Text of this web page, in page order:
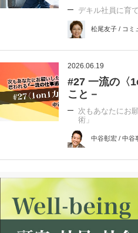
デキル社員に育
松尾友子 / コミ
2026.06.19
#27 一流の〈
こと－
次もあなたにお
術」
中谷彰宏 / 中谷